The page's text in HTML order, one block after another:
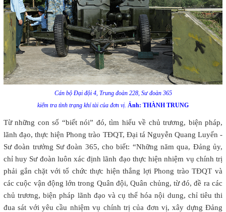
Cán bộ Đại đội 4, Trung đoàn 228, Sư đoàn 365
kiểm tra tình trạng khí tài của đơn vị. Ảnh: THÀNH TRUNG
Từ những con số “biết nói” đó, tìm hiểu về chủ trương, biện pháp,
lãnh đạo, thực hiện Phong trào TĐQT, Đại tá Nguyễn Quang Luyến -
Sư đoàn trưởng Sư đoàn 365, cho biết: “Những năm qua, Đảng ủy,
chỉ huy Sư đoàn luôn xác định lãnh đạo thực hiện nhiệm vụ chính trị
phải gắn chặt với tổ chức thực hiện thắng lợi Phong trào TĐQT và
các cuộc vận động lớn trong Quân đội, Quân chủng, từ đó, đề ra các
chủ trương, biện pháp lãnh đạo và cụ thể hóa nội dung, chỉ tiêu thi
đua sát với yêu cầu nhiệm vụ chính trị của đơn vị, xây dựng Đảng